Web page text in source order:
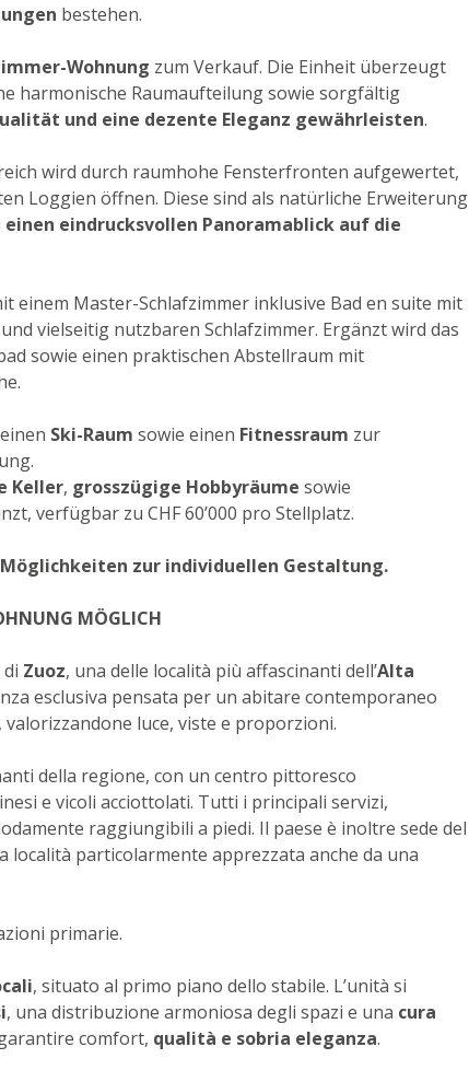
bestehen.
Wohnung zum Verkauf. Die Einheit überzeugt
harmonische Raumaufteilung sowie sorgfältig
ualität und eine dezente Eleganz gewährleisten.
wird durch raumhohe Fensterfronten aufgewertet,
Loggien öffnen. Diese sind als natürliche Erweiterung
eindrucksvollen Panoramablick auf die
einem Master-Schlafzimmer inklusive Bad en suite mit
vielseitig nutzbaren Schlafzimmer. Ergänzt wird das
sowie einen praktischen Abstellraum mit
Ski-Raum sowie einen Fitnessraum zur
Keller, grosszügige Hobbyräume sowie
verfügbar zu CHF 60’000 pro Stellplatz.
zur individuellen Gestaltung.
MÖGLICH
di Zuoz, una delle località più affascinanti dell’Alta
esclusiva pensata per un abitare contemporaneo
luce, viste e proporzioni.
della regione, con un centro pittoresco
e vicoli acciottolati. Tutti i principali servizi,
raggiungibili a piedi. Il paese è inoltre sede del
località particolarmente apprezzata anche da una
primarie.
, situato al primo piano dello stabile. L’unità si
, una distribuzione armoniosa degli spazi e una cura
comfort, qualità e sobria eleganza.